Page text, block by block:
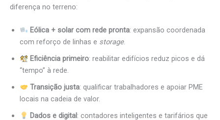
diferença no terreno:
Eólica + solar com rede pronta: expansão coordenada
com reforço de linhas e storage.
Eficiência primeiro: reabilitar edifícios reduz picos e dá
“tempo” à rede.
Transição justa: qualificar trabalhadores e apoiar PME
locais na cadeia de valor.
Dados e digital: contadores inteligentes e tarifários que